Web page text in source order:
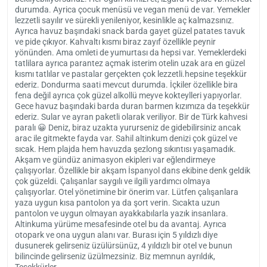
durumda. Ayrica çocuk menüsü ve vegan menü de var. Yemekler
lezzetli sayılır ve sürekli yenileniyor, kesinlikle aç kalmazsınız.
Ayrıca havuz başındaki snack barda gayet güzel patates tavuk
ve pide çıkıyor. Kahvaltı kısmı biraz zayıf özellikle peynir
yönünden. Ama omleti de yumurtası da hepsi var. Yemeklerdeki
tatlilara ayrıca parantez açmak isterim otelin uzak ara en güzel
kısmı tatlılar ve pastalar gerçekten çok lezzetli.hepsine teşekkür
ederiz. Dondurma saati mevcut durumda. İçkiler özellikle bira
fena değil ayrıca çok güzel alkollü meyve kokteylleri yapıyorlar.
Gece havuz başındaki barda duran barmen kızımıza da teşekkür
ederiz. Sular ve ayran paketli olarak veriliyor. Bir de Türk kahvesi
paralı 😀 Deniz, biraz uzakta yururseniz de gidebilirsiniz ancak
arac ile gitmekte fayda var. Sahil altinkum denizi çok güzel ve
sıcak. Hem plajda hem havuzda şezlong sıkıntısı yaşamadık.
Akşam ve gündüz animasyon ekipleri var eğlendirmeye
çalışıyorlar. Özellikle bir akşam İspanyol dans ekibine denk geldik
çok güzeldi. Çalışanlar saygılı ve ilgili yardımcı olmaya
çalışıyorlar. Otel yönetimine bir önerim var. Lütfen çalışanlara
yaza uygun kısa pantolon ya da şort verin. Sıcakta uzun
pantolon ve uygun olmayan ayakkabılarla yazık insanlara.
Altinkuma yürüme mesafesinde otel bu da avantaj. Ayrıca
otopark ve ona uygun alanı var. Burası için 5 yıldızlı diye
dusunerek gelirseniz üzülürsünüz, 4 yıldızlı bir otel ve bunun
bilincinde gelirseniz üzülmezsiniz. Biz memnun ayrıldık,